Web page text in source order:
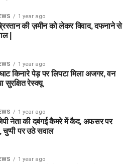
1 year ago
की ज़मीन को लेकर विवाद, दफनाने से
|
1 year ago
घाट किनारे पेड़ पर लिपटा मिला अजगर, वन
सुरक्षित रेस्क्यू
1 year ago
नेता की दबंगई कैमरे में कैद, अफसर पर
पर उठे सवाल
1 year ago